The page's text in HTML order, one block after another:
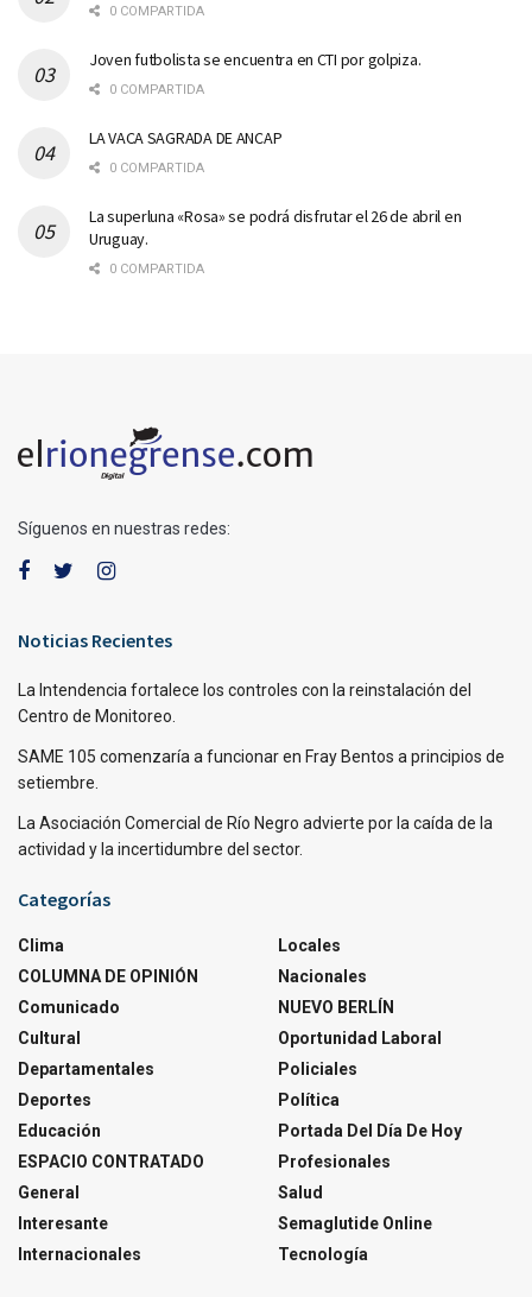
0 COMPARTIDA
Joven futbolista se encuentra en CTI por golpiza.
0 COMPARTIDA
LA VACA SAGRADA DE ANCAP
0 COMPARTIDA
La superluna «Rosa» se podrá disfrutar el 26 de abril en
Uruguay.
0 COMPARTIDA
Síguenos en nuestras redes:
Noticias Recientes
La Intendencia fortalece los controles con la reinstalación del
Centro de Monitoreo.
SAME 105 comenzaría a funcionar en Fray Bentos a principios de
setiembre.
La Asociación Comercial de Río Negro advierte por la caída de la
actividad y la incertidumbre del sector.
Categorías
Clima
COLUMNA DE OPINIÓN
Comunicado
Cultural
Departamentales
Deportes
Educación
ESPACIO CONTRATADO
General
Interesante
Internacionales
Locales
Nacionales
NUEVO BERLÍN
Oportunidad Laboral
Policiales
Política
Portada Del Día De Hoy
Profesionales
Salud
Semaglutide Online
Tecnología